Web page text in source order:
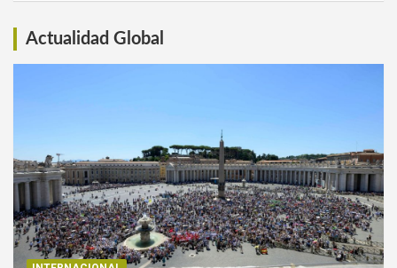
Actualidad Global